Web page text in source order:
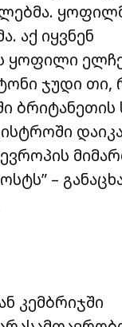
აქ იყვნენ
ყოფილი
ჯუდი
ბრიტანეთის
–
კემბრიჯში